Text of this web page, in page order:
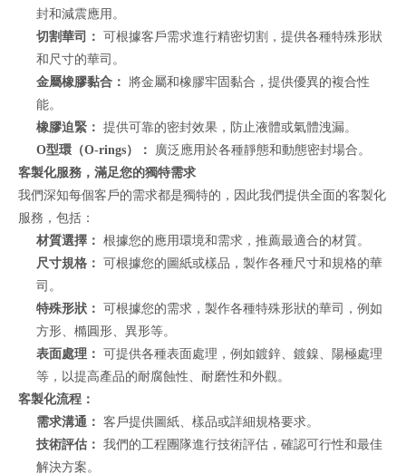
封和減震應用。
切割華司： 可根據客戶需求進行精密切割，提供各種特殊形狀
和尺寸的華司。
金屬橡膠黏合：
將金屬和橡膠牢固黏合，提供優異的複合性
能。
橡膠迫緊： 提供可靠的密封效果，防止液體或氣體洩漏。
O型環（O-rings）：
廣泛應用於各種靜態和動態密封場合。
客製化服務，滿足您的獨特需求
我們深知每個客戶的需求都是獨特的，因此我們提供全面的客製化
服務，包括：
材質選擇： 根據您的應用環境和需求，推薦最適合的材質。
尺寸規格： 可根據您的圖紙或樣品，製作各種尺寸和規格的華
司。
特殊形狀： 可根據您的需求，製作各種特殊形狀的華司，例如
方形、橢圓形、異形等。
表面處理： 可提供各種表面處理，例如鍍鋅、鍍鎳、陽極處理
等，以提高產品的耐腐蝕性、耐磨性和外觀。
客製化流程：
需求溝通： 客戶提供圖紙、樣品或詳細規格要求。
技術評估： 我們的工程團隊進行技術評估，確認可行性和最佳
解決方案。